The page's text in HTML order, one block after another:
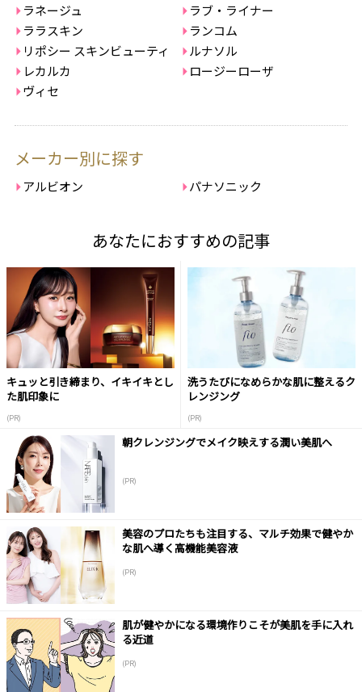
ラネージュ
ラブ・ライナー
ララスキン
ランコム
リポシー スキンビューティ
ルナソル
レカルカ
ロージーローザ
ヴィセ
メーカー別に探す
アルビオン パナソニック
あなたにおすすめの記事
キュッと引き締まり、イキイキとし
た肌印象に
(PR)
洗うたびになめらかな肌に整えるク
レンジング
(PR)
朝クレンジングでメイク映えする潤い美肌へ
(PR)
美容のプロたちも注目する、マルチ効果で健やか
な肌へ導く高機能美容液
(PR)
肌が健やかになる環境作りこそが美肌を手に入れ
る近道
(PR)